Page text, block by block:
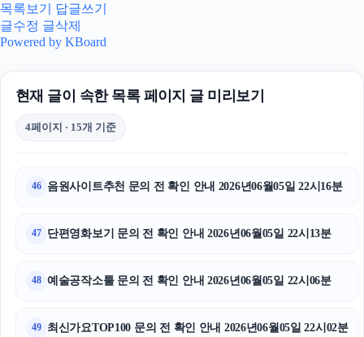
강동하수구막힘
광고대행사
목록보기
답글쓰기
글수정 글삭제
Powered by KBoard
현재 글이 속한 목록 페이지 글 미리보기
4페이지 · 15개 기준
46 음원사이트추천 문의 전 확인 안내 2026년06월05일 22시16분
47 단편영화보기 문의 전 확인 안내 2026년06월05일 22시13분
48 예술공작소툴 문의 전 확인 안내 2026년06월05일 22시06분
49 최신가요TOP100 문의 전 확인 안내 2026년06월05일 22시02분